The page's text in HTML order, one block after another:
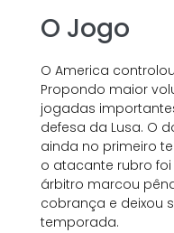
O Jogo
O America
Propondo maior
jogadas
defesa da Lusa. O
ainda no primeiro
o atacante rubro
árbitro marcou
cobrança e deixou
temporada.